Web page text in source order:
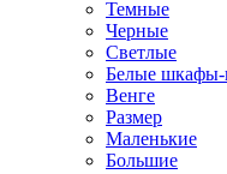
Темные
Черные
Светлые
Белые шкафы-
Венге
Размер
Маленькие
Большие